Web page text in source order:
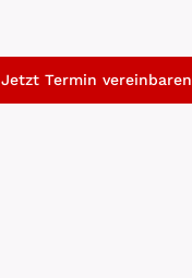
Jetzt Termin vereinbaren